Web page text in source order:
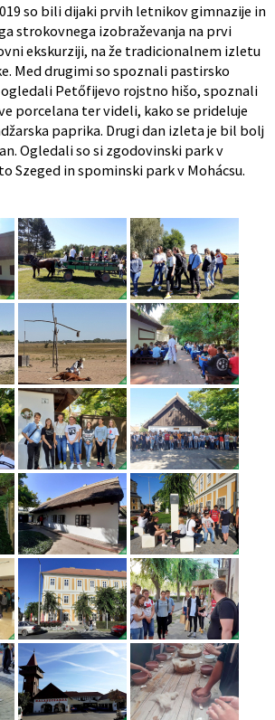
so bili dijaki prvih letnikov gimnazije in
strokovnega izobraževanja na prvi
ekskurziji, na že tradicionalnem izletu
Med drugimi so spoznali pastirsko
ogledali Petőfijevo rojstno hišo, spoznali
porcelana ter videli, kako se prideluje
paprika. Drugi dan izleta je bil bolj
Ogledali so si zgodovinski park v
Szeged in spominski park v Mohácsu.